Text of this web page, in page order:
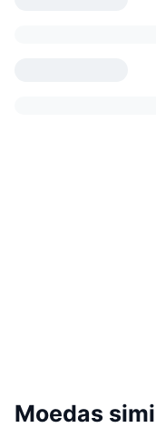
Moedas